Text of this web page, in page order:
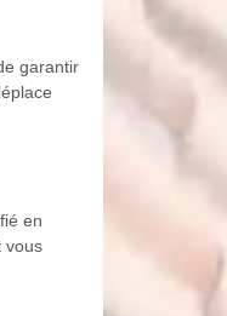
garantir
en
vous